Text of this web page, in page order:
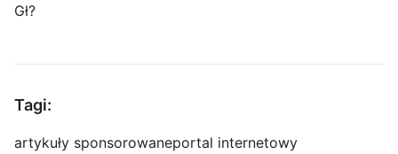
Gł?
Tagi:
artykuły sponsorowaneportal internetowy